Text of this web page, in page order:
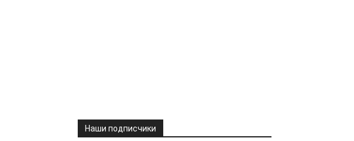
Наши подписчики